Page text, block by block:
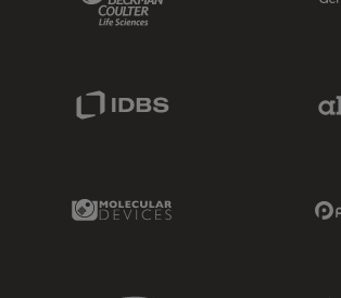
Molecular Devices Link